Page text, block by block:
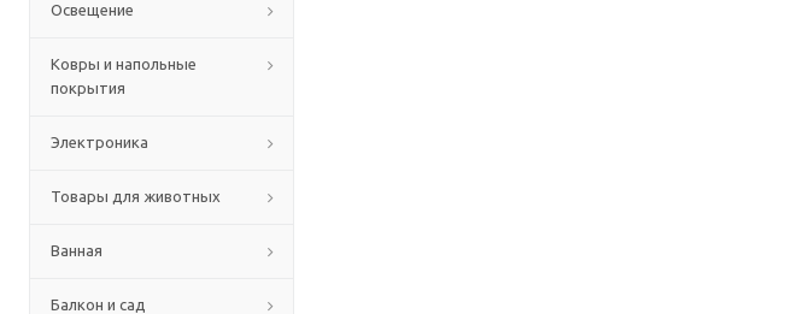
Освещение
Ковры и напольные
покрытия
Электроника
Товары для животных
Ванная
Балкон и сад